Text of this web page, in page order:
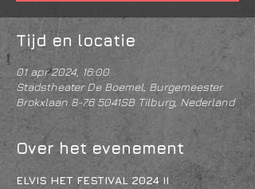
Tijd en locatie
01 apr 2024, 16:00
Stadstheater De Boemel, Burgemeester
Brokxlaan 8-76 5041SB Tilburg, Nederland
Over het evenement
ELVIS HET FESTIVAL 2024 II